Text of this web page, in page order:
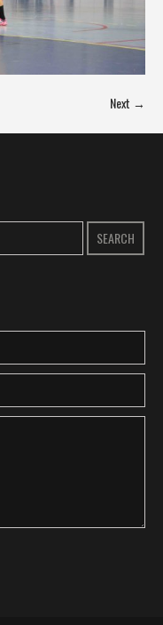
Next →
SEARCH